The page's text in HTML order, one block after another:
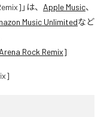
」は、 Apple Music、
Music Unlimitedなど
Rock Remix]